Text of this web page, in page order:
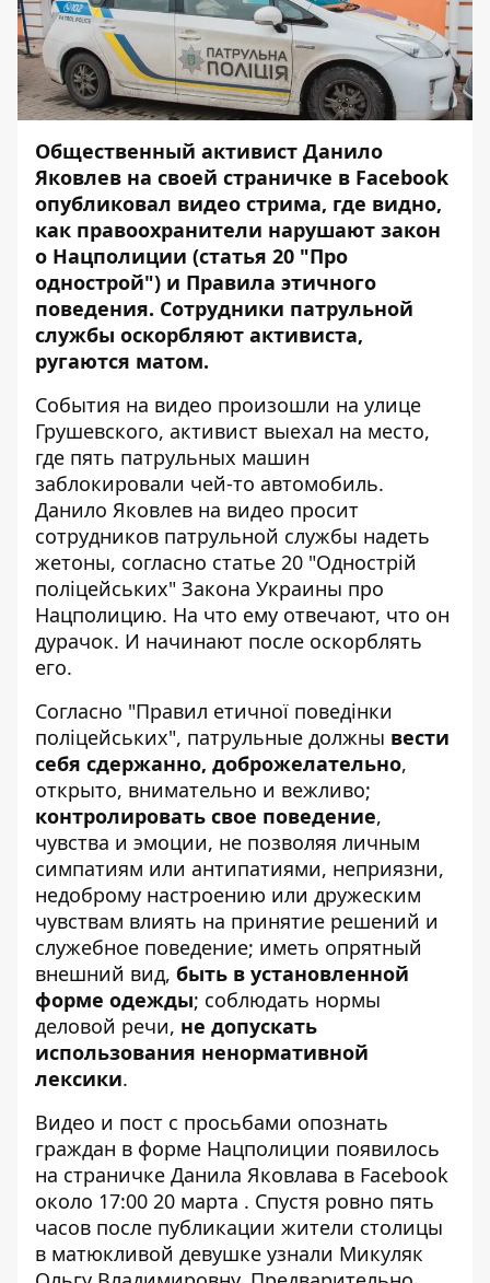
Общественный активист Данило
Яковлев на своей страничке в Facebook
опубликовал видео стрима, где видно,
как правоохранители нарушают закон
о Нацполиции (статья 20 "Про
однострой") и Правила этичного
поведения. Сотрудники патрульной
службы оскорбляют активиста,
ругаются матом.
События на видео произошли на улице
Грушевского, активист выехал на место,
где пять патрульных машин
заблокировали чей-то автомобиль.
Данило Яковлев на видео просит
сотрудников патрульной службы надеть
жетоны, согласно статье 20 "Однострій
поліцейських" Закона Украины про
Нацполицию. На что ему отвечают, что он
дурачок. И начинают после оскорблять
его.
Согласно "Правил етичної поведінки
поліцейських", патрульные должны вести
себя сдержанно, доброжелательно,
открыто, внимательно и вежливо;
контролировать свое поведение,
чувства и эмоции, не позволяя личным
симпатиям или антипатиями, неприязни,
недоброму настроению или дружеским
чувствам влиять на принятие решений и
служебное поведение; иметь опрятный
внешний вид, быть в установленной
форме одежды; соблюдать нормы
деловой речи, не допускать
использования ненормативной
лексики.
Видео и пост с просьбами опознать
граждан в форме Нацполиции появилось
на страничке Данила Яковлава в Facebook
около 17:00 20 марта . Спустя ровно пять
часов после публикации жители столицы
в матюкливой девушке узнали Микуляк